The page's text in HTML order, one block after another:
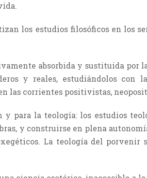
los estudios filosóficos en los
absorbida y sustituida por
y reales, estudiándolos con
las corrientes positivistas,
para la teología: los estudios
y construirse en plena
La teología del porvenir